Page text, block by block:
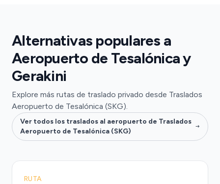
Alternativas populares a
Aeropuerto de Tesalónica y
Gerakini
Explore más rutas de traslado privado desde Traslados
Aeropuerto de Tesalónica (SKG).
Ver todos los traslados al aeropuerto de Traslados
Aeropuerto de Tesalónica (SKG)
RUTA